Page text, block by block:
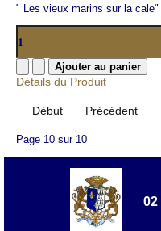
" Les vieux marins sur la cale"
Détails du Produit
Début Précédent
Page 10 sur 10
02